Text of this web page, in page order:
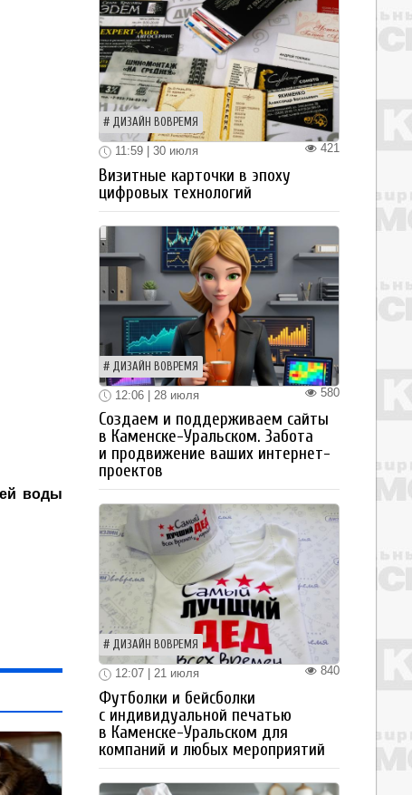
воды
ДИЗАЙН ВОВРЕМЯ
421
11:59 | 30 июля
Визитные карточки в эпоху
цифровых технологий
ДИЗАЙН ВОВРЕМЯ
580
12:06 | 28 июля
Создаем и поддерживаем сайты
в Каменске-Уральском. Забота
и продвижение ваших интернет-
проектов
ДИЗАЙН ВОВРЕМЯ
840
12:07 | 21 июля
Футболки и бейсболки
с индивидуальной печатью
в Каменске-Уральском для
компаний и любых мероприятий